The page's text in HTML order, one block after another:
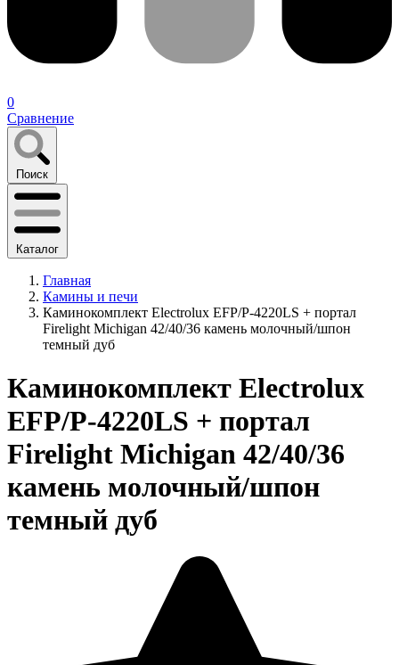
0
Сравнение
Поиск
Каталог
Главная
Камины и печи
Каминокомплект Electrolux EFP/P-4220LS + портал
Firelight Michigan 42/40/36 камень молочный/шпон
темный дуб
Каминокомплект Electrolux
EFP/P-4220LS + портал
Firelight Michigan 42/40/36
камень молочный/шпон
темный дуб